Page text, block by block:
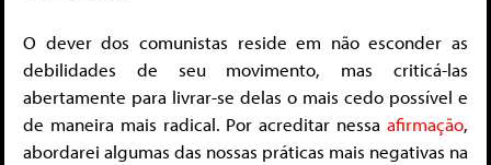
O dever dos comunistas reside em não esconder as
debilidades de seu movimento, mas criticá-las
abertamente para livrar-se delas o mais cedo possível e
de maneira mais radical. Por acreditar nessa afirmação,
abordarei algumas das nossas práticas mais negativas na